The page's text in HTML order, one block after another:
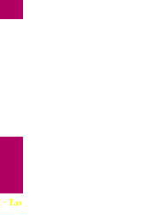
--- Robbie Williams 09.08 ·